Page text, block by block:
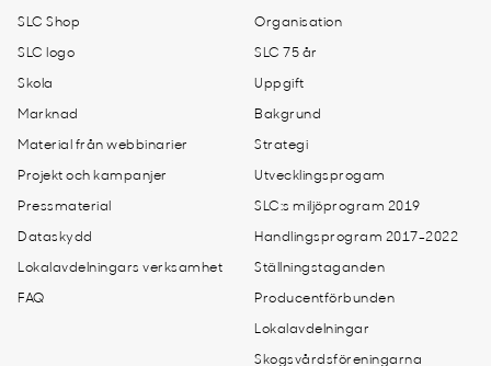
SLC Shop
SLC logo
Skola
Marknad
Material från webbinarier
Projekt och kampanjer
Pressmaterial
Dataskydd
Lokalavdelningars verksamhet
FAQ
Organisation
SLC 75 år
Uppgift
Bakgrund
Strategi
Utvecklingsprogam
SLC:s miljöprogram 2019
Handlingsprogram 2017-2022
Ställningstaganden
Producentförbunden
Lokalavdelningar
Skogsvårdsföreningarna